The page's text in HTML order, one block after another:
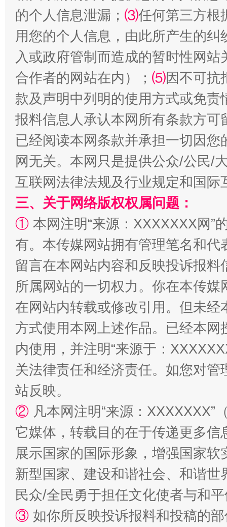
揭批美国五大"原罪" "
解纷+调解+退费，一次搞定
站台名比不上好声名
的个人信息泄漏； ⑶任何第三方根
用您的个人信息，由此所产生的纠
入或政府管制而造成的暂时性网
合作者的网站在内）； ⑸因不可抗
款及声明中列明的使用方式或免责
报料信息人承认本网所有条款方
已经阅读本网条款并承担一切因
网无关。本网只是提供公众/公民/
互联网法律法规及行业规定和国
三、关于网络版权权属问题：
① 本网注明“来源：XXXXXXX网”
有。本传媒网站拥有管理笔名和
留言在本网站内容和反映投诉报
所属网站的一切权力。你在本传
在网站内转载或修改引用。但未
方式使用本网上述作品。已经本
内使用，并注明“来源于：
关法律责任和经济责任。如您对
站反映。
② 凡本网注明“来源：
它媒体，转载目的在于传递更多
展示国家的国际形象，增强国家
新型国家、建设和谐社会、和谐
民众/全民勇于担任文化使者与和
③ 如你所反映投诉报料和投稿的